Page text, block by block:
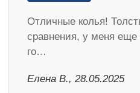
Отличные колья!
сравнения, у меня
го…
Елена В., 28.05.2025